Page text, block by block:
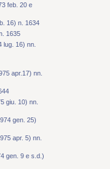
feb. 20 e
16) n. 1634
1635
lug. 16) nn.
apr.17) nn.
giu. 10) nn.
gen. 25)
apr. 5) nn.
gen. 9 e s.d.)